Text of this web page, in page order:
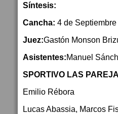
Síntesis:
Cancha: 4 de Septiembre
Juez:Gastón Monson
Asistentes:Manuel
SPORTIVO LAS
Emilio Rébora
Lucas Abassia, Marcos